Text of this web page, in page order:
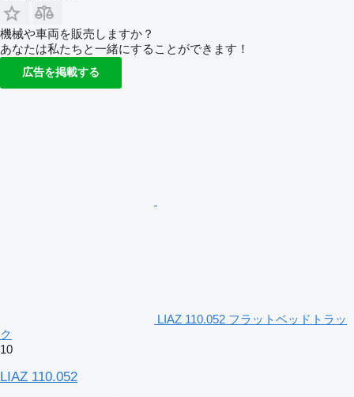
機械や車両を販売しますか？
あなたは私たちと一緒にすることができます！
広告を掲載する
LIAZ 110.052 フラットベッドトラッ
ク
10
LIAZ 110.052